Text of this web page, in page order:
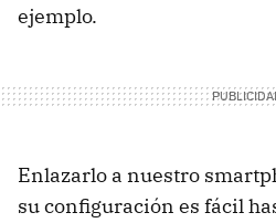
ejemplo.
Enlazarlo a nuestro
su configuración es fácil